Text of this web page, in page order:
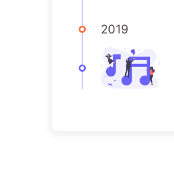
2019